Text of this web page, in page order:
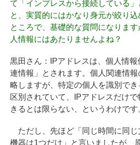
て「インプレスから接続している」
と、実質的にはかなり身元が絞り込
ところで、基礎的な質問になりま
人情報にはあたりませんよね？
黒田さん：
IPアドレスは、個人情
連情報」とされます。個人関連情
略しますが、特定の個人を識別で
区別されていて、IPアドレスだけ
きるとは限らない、というわけです
ただし、先ほど「同じ時間に同じ
機器は1つだけ」と言いましたが、